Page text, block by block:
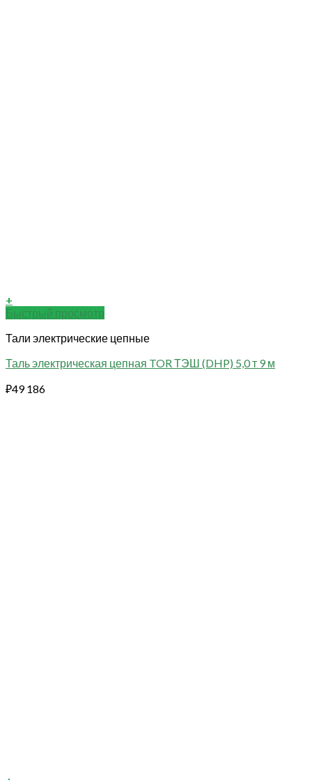
+
Быстрый просмотр
Тали электрические цепные
Таль электрическая цепная TOR ТЭШ (DHP) 5,0 т 9 м
₽49 186